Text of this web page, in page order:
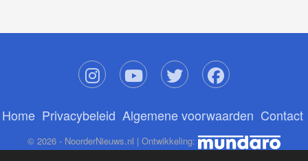
Home Privacybeleid Algemene voorwaarden Contact
© 2026 - NoorderNieuws.nl | Ontwikkeling: